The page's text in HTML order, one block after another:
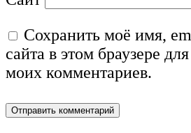
Сохранить моё имя,
сайта в этом браузере
моих комментариев.